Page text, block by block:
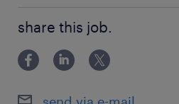
hygiëne en kwaliteit
share this job.